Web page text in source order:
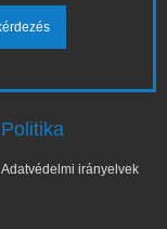
Politika
Adatvédelmi irányelvek